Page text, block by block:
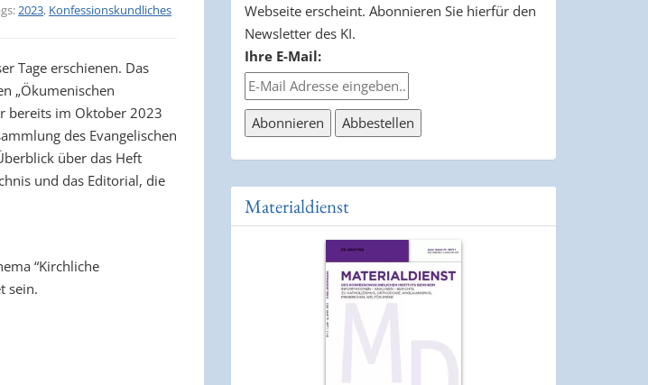
2023, Konfessionskundliches
Tage erschienen. Das
„Ökumenischen
bereits im Oktober 2023
des Evangelischen
über das Heft
und das Editorial, die
“Kirchliche
sein.
Webseite erscheint. Abonnieren Sie hierfür den
Newsletter des KI.
Ihre E-Mail:
Materialdienst